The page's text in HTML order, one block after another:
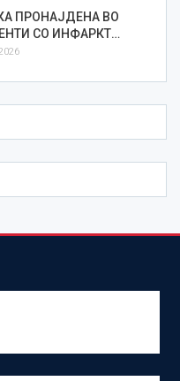
ПРОНАЈДЕНА ВО
СО ИНФАРКТ…